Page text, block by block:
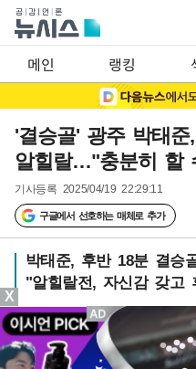
메인 랭킹
'결승골' 광주 박태
알힐랄…"충분히 할
기사등록 2025/04/19 22:29:11
구글에서 선호하는 매체로 추가
박태준, 후반 18분 결승
"알힐랄전, 자신감 갖고
X